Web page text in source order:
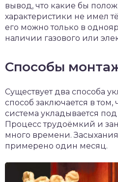
вывод, что какие бы
характеристики не имел
его можно только в
наличии газового или
Способы
Существует два способа
способ заключается в том,
система укладывается
Процесс трудоёмкий и
много времени.
примерено один месяц.